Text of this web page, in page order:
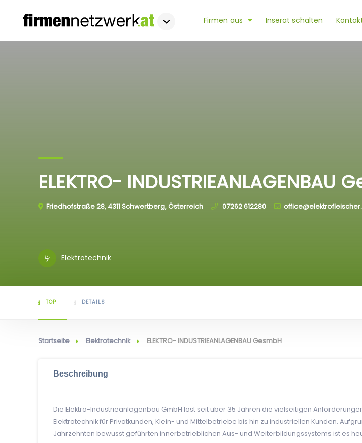
Firmen aus Inserat schalten
ELEKTRO- INDUSTRIEANLAGENBAU
Friedhofstraße 28, 4311 Schwertberg, Österreich 07262 612280
Elektrotechnik
TOP DETAILS
Startseite Elektrotechnik ELEKTRO- INDUSTRIEANLAGENBAU GesmbH
Beschreibung
Die Elektro-Industrieanlagenbau GmbH löst seit über 35 Jahren die vielseitigen
Elektrotechnik für Privatkunden, Klein- und Mittelbetriebe bis hin zu industriellen Kunden.
Jahrzehnten bewusst geführten innerbetrieblichen Aus- und Weiterbildungssystems ist es